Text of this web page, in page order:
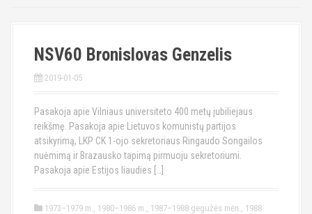
NSV60 Bronislovas Genzelis
2019-01-05
Pasakoja apie Vilniaus universiteto 400 metų jubiliejaus
reikšmę. Pasakoja apie Lietuvos komunistų partijos
atsikyrimą, LKP CK 1-ojo sekretoriaus Ringaudo Songailos
nuėmimą ir Brazausko tapimą pirmuoju sekretoriumi.
Pasakoja apie Estijos liaudies […]
1973–1979 m., 1980–1986 m., 1987–1988 gegužės mėn., 1988